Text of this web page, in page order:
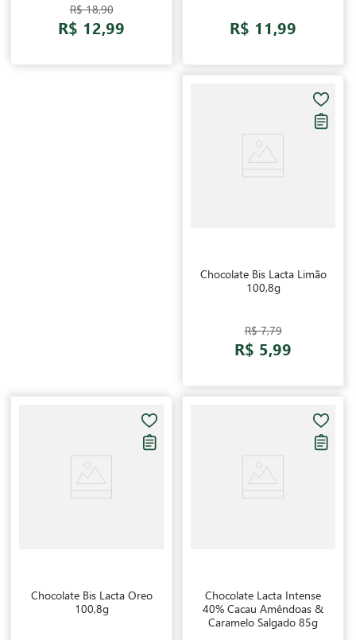
R$ 18,90
R$ 12,99 R$ 11,99
Chocolate Bis Lacta Limão
100,8g
R$ 7,79
R$ 5,99
Chocolate Bis Lacta Oreo
100,8g
Chocolate Lacta Intense
40% Cacau Amêndoas &
Caramelo Salgado 85g